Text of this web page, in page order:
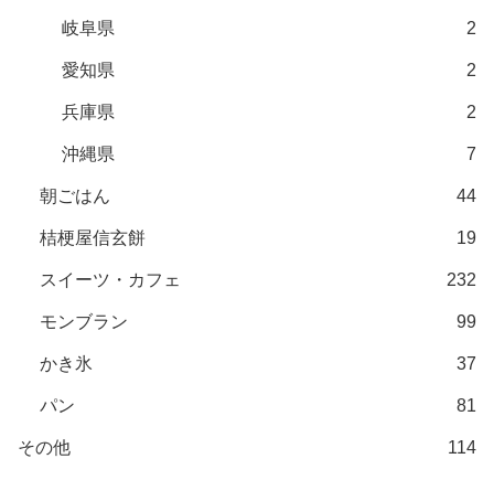
岐阜県 2
愛知県 2
兵庫県 2
沖縄県 7
朝ごはん 44
桔梗屋信玄餅 19
スイーツ・カフェ 232
モンブラン 99
かき氷 37
パン 81
その他 114